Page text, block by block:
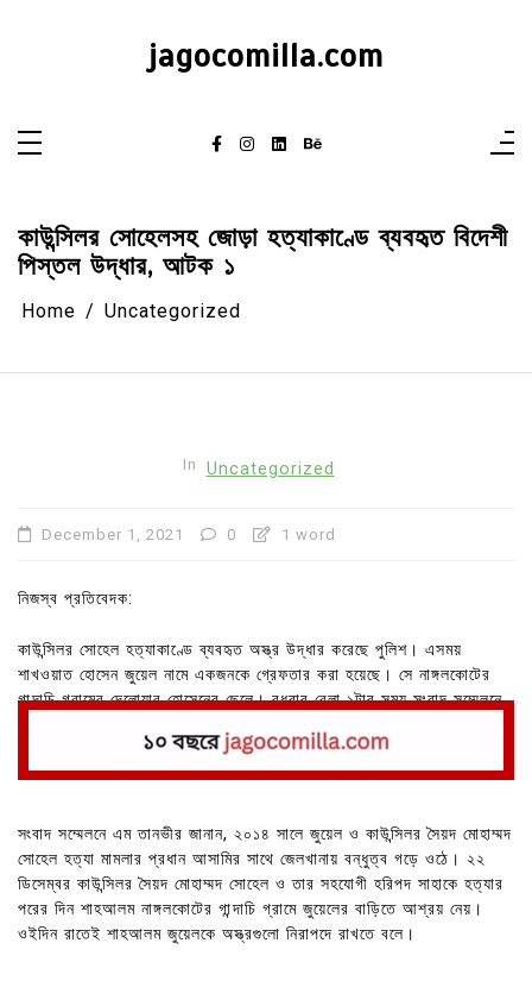
jagocomilla.com
কাউন্সিলর সোহেলসহ জোড়া হত্যাকাণ্ডে ব্যবহৃত বিদেশী
পিস্তল উদ্ধার, আটক ১
Home Uncategorized
In Uncategorized
December 1, 2021 0 1 word
নিজস্ব প্রতিবেদক:
কাউন্সিলর সোহেল হত্যাকাণ্ডে ব্যবহৃত অস্ত্র উদ্ধার করেছে পুলিশ। এসময়
শাখওয়াত হোসেন জুয়েল নামে একজনকে গ্রেফতার করা হয়েছে। সে নাঙ্গলকোটের
গান্দাচি গ্রামের দেলোয়ার হোসেনের ছেলে। বুধবার বেলা ১টার সময় সংবাদ সম্মেলনে
সংবাদ সম্মেলনে এম তানভীর জানান, ২০১৪ সালে জুয়েল ও কাউন্সিলর সৈয়দ মোহাম্মদ
সোহেল হত্যা মামলার প্রধান আসামির সাথে জেলখানায় বন্ধুত্ব গড়ে ওঠে। ২২
ডিসেম্বর কাউন্সিলর সৈয়দ মোহাম্মদ সোহেল ও তার সহযোগী হরিপদ সাহাকে হত্যার
পরের দিন শাহআলম নাঙ্গলকোটের গান্দাচি গ্রামে জুয়েলের বাড়িতে আশ্রয় নেয়।
ওইদিন রাতেই শাহআলম জুয়েলকে অস্ত্রগুলো নিরাপদে রাখতে বলে।